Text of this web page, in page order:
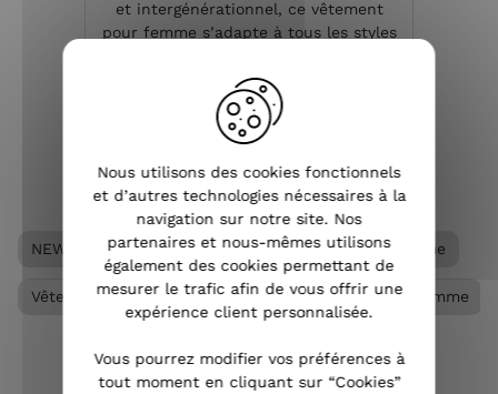
et intergénérationnel, ce vêtement
pour femme s’adapte à tous les styles
toutes les saisons. Pantalon slim, large,
droit, chino...
NEW Pantalon femme Pantalon fluide femme
Vêtements Grandes tailles femme Vêtements femme
Nous utilisons des cookies fonctionnels
et d’autres technologies nécessaires à la
navigation sur notre site. Nos
partenaires et nous-mêmes utilisons
également des cookies permettant de
mesurer le trafic afin de vous offrir une
expérience client personnalisée.
Vous pourrez modifier vos préférences à
tout moment en cliquant sur “Cookies”